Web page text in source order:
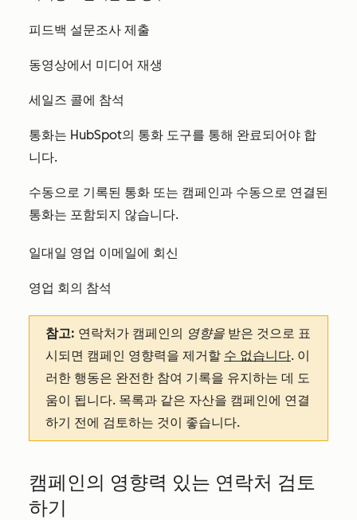
피드백 설문조사 제출
동영상에서 미디어 재생
세일즈 콜에 참석
통화는 HubSpot의 통화 도구를 통해 완료되어야 합
니다.
수동으로 기록된 통화 또는 캠페인과 수동으로 연결된
통화는 포함되지 않습니다.
일대일 영업 이메일에 회신
영업 회의 참석
참고: 연락처가 캠페인의 영향을 받은 것으로 표
시되면 캠페인 영향력을 제거할 수 없습니다. 이
러한 행동은 완전한 참여 기록을 유지하는 데 도
움이 됩니다. 목록과 같은 자산을 캠페인에 연결
하기 전에 검토하는 것이 좋습니다.
캠페인의 영향력 있는 연락처 검토
하기